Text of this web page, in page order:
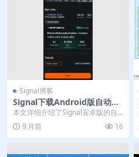
Signal博客
Signal下载Android版自动更
新｜官网开关控制
本文详细介绍了Signal安卓版的自
动更新功能及其优势，强调该功能
通过后台静默下...
9 月前 16